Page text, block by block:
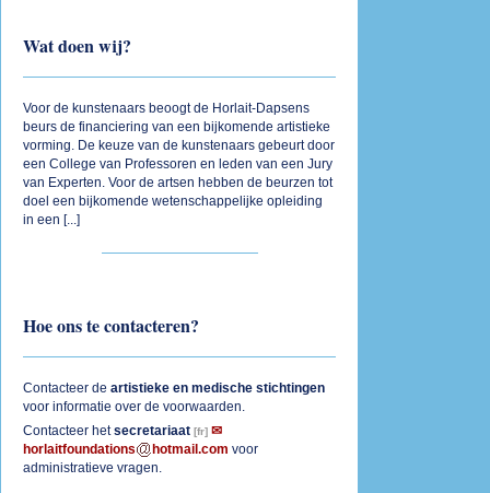
Wat doen wij?
Voor de kunstenaars beoogt de Horlait-Dapsens
beurs de financiering van een bijkomende artistieke
vorming. De keuze van de kunstenaars gebeurt door
een College van Professoren en leden van een Jury
van Experten. Voor de artsen hebben de beurzen tot
doel een bijkomende wetenschappelijke opleiding
in een [...]
Hoe ons te contacteren?
Contacteer de artistieke en medische stichtingen
voor informatie over de voorwaarden.
Contacteer hetsecretariaat
horlaitfoundations
hotmail.com voor
administratieve vragen.